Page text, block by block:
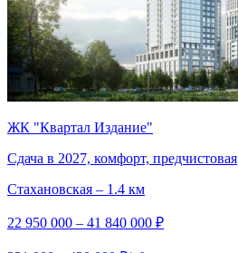
ЖК "Квартал Издание"
Сдача в 2027, комфорт, предчистовая
Стахановская – 1.4 км
22 950 000 – 41 840 000 ₽